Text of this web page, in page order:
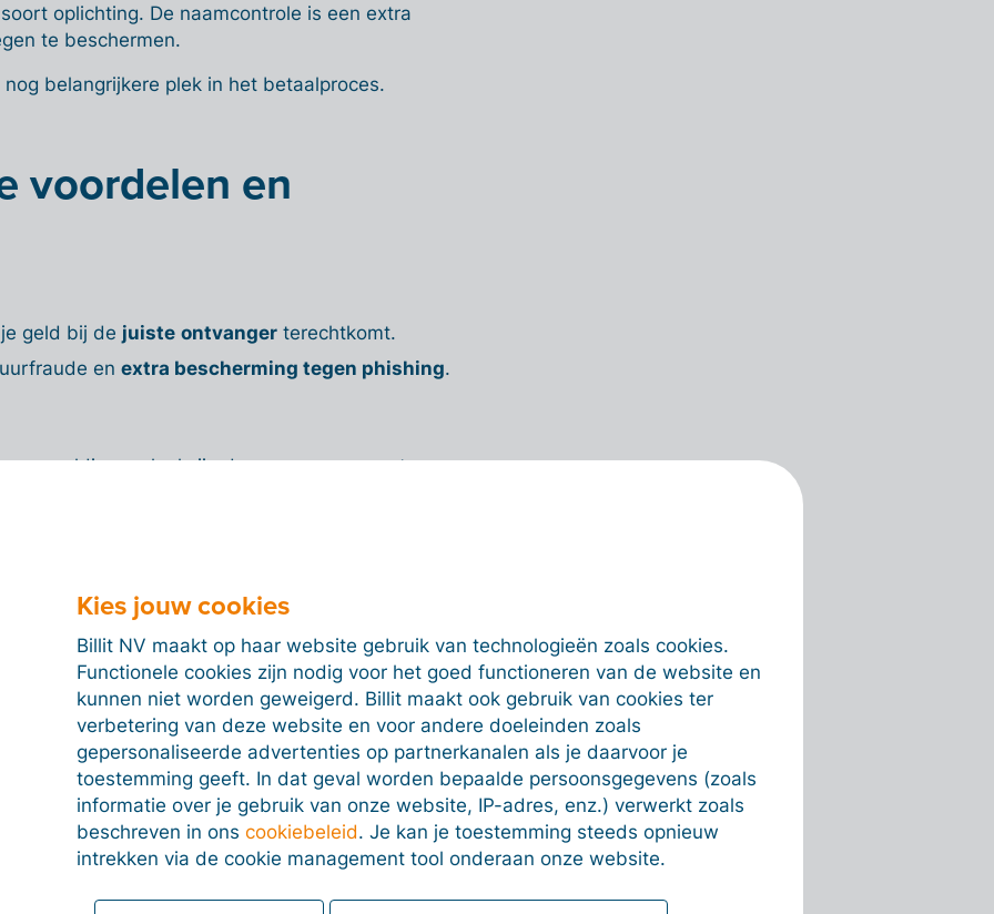
oplichting. De naamcontrole is een extra
te beschermen.
belangrijkere plek in het betaalproces.
voordelen en
geld bij de juiste ontvanger terechtkomt.
en extra bescherming tegen phishing.
melding, ook al zijn de gegevens correct.
de naamcontrole bij je
vergelijkt je bank naam en rekeningnummer
Kloppen de gegevens niet, dan volgt een
automatische controle, die je zelf niet kan
de melding – wel bevestigen, maar dat
in. De bank voert de betaling dan wel uit, maar jij
voor de juistheid van de gegevens.
Kies jouw cookies
Billit NV maakt op haar website gebruik van technologieën zoals cookies.
Functionele cookies zijn nodig voor het goed functioneren van de website en
kunnen niet worden geweigerd. Billit maakt ook gebruik van cookies ter
verbetering van deze website en voor andere doeleinden zoals
gepersonaliseerde advertenties op partnerkanalen als je daarvoor je
toestemming geeft. In dat geval worden bepaalde persoonsgegevens (zoals
informatie over je gebruik van onze website, IP-adres, enz.) verwerkt zoals
beschreven in onscookiebeleid. Je kan je toestemming steeds opnieuw
intrekken via de cookie management tool onderaan onze website.